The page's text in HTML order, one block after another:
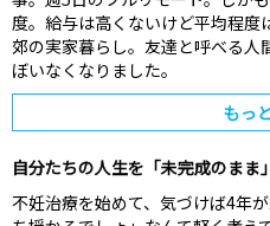
度。給与は高くないけど平均程度
郊の実家暮らし。‍友達と呼べる
ぼいなくなりました。‍
もっ
自分たちの人生を「未完成のまま
不妊治療を始めて、気づけば4年